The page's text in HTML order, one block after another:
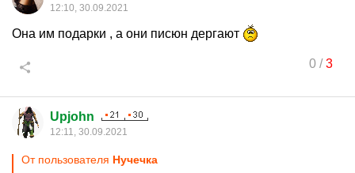
12:10, 30.09.2021
Она им подарки , а они писюн дергают
0/3
Upjohn
12:11, 30.09.2021
От пользователя Нучечка